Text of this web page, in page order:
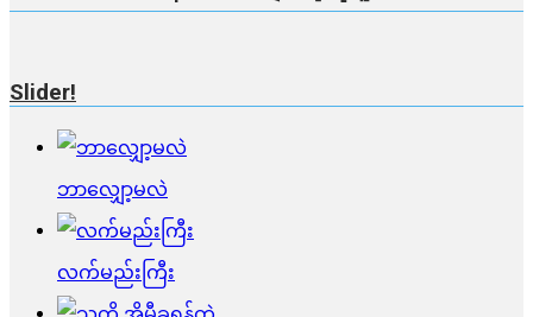
Slider!
ဘာလျှော့မလဲ
လက်မည်းကြီး